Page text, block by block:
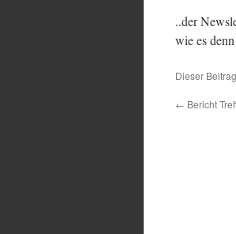
..der
wie es
Dieser
← Bericht